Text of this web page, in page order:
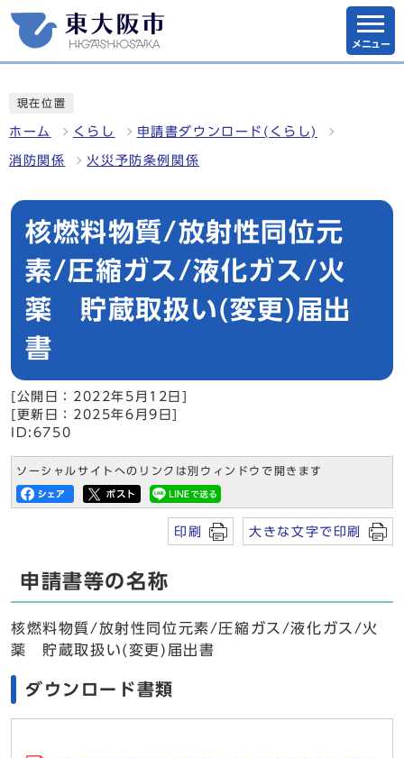
メニュー
現在位置
ホーム くらし 申請書ダウンロード(くらし)
消防関係 火災予防条例関係
核燃料物質/放射性同位元
素/圧縮ガス/液化ガス/火
薬 貯蔵取扱い(変更)届出
書
[公開日：2022年5月12日]
[更新日：2025年6月9日]
ID:6750
ソーシャルサイトへのリンクは別ウィンドウで開きます
印刷 大きな文字で印刷
申請書等の名称
核燃料物質/放射性同位元素/圧縮ガス/液化ガス/火
薬 貯蔵取扱い(変更)届出書
ダウンロード書類